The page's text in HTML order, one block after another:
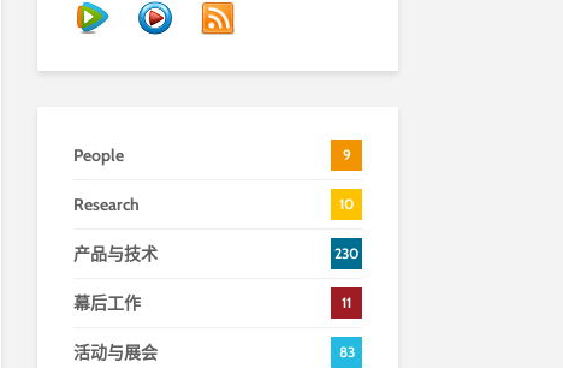
People 9
Research 10
产品与技术 230
幕后工作 11
活动与展会 83